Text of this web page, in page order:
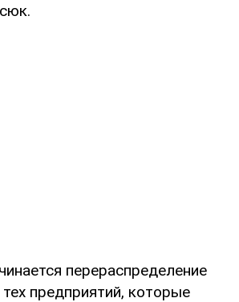
перераспределение
предприятий, которые